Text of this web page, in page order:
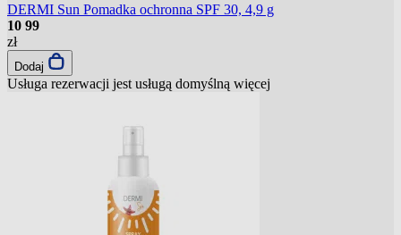
DERMI Sun Pomadka ochronna SPF 30, 4,9 g
10 99
zł
Dodaj
Usługa rezerwacji jest usługą domyślną więcej